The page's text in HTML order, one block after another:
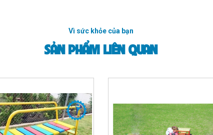
Vì sức khỏe của bạn
SẢN PHẨM LIÊN QUAN